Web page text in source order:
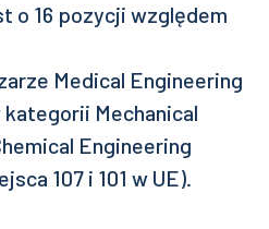
o 16 pozycji względem
Medical Engineering
kategorii Mechanical
Engineering
107 i 101 w UE).